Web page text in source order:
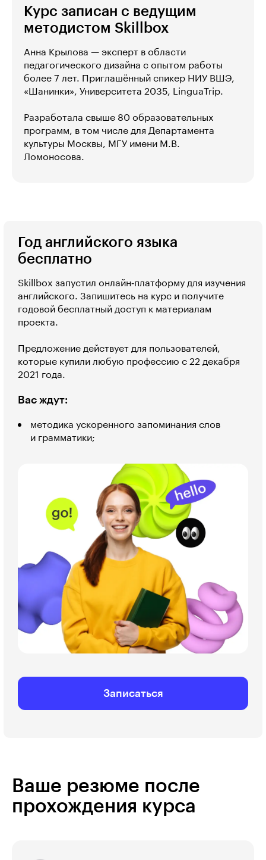
Курс записан с ведущим
методистом Skillbox
Анна Крылова — эксперт в области
педагогического дизайна с опытом работы
более 7 лет. Приглашённый спикер НИУ ВШЭ,
«Шанинки», Университета 2035, LinguaTrip.
Разработала свыше 80 образовательных
программ, в том числе для Департамента
культуры Москвы, МГУ имени М.В.
Ломоносова.
Год английского языка
бесплатно
Skillbox запустил онлайн‑платформу для изучения
английского. Запишитесь на курс и получите
годовой бесплатный доступ к материалам
проекта.
Предложение действует для пользователей,
которые купили любую профессию с 22 декабря
2021 года.
Вас ждут:
методика ускоренного запоминания слов
и грамматики;
Записаться
Ваше резюме после
прохождения курса